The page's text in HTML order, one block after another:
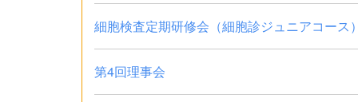
細胞検査定期研修会（細胞診ジュニアコース
第4回理事会